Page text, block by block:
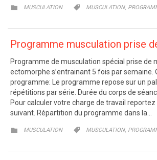
 CATEGORY
MUSCULATION  CATEGORY
MUSCULATION,
Programme musculation prise
Programme de musculation spécial prise de
ectomorphe s’entrainant 5 fois par semaine.
programme: Le programme repose sur un
répétitions par série. Durée du corps de
Pour calculer votre charge de travail
suivant. Répartition du programme dans la…
 CATEGORY
MUSCULATION  CATEGORY
MUSCULATION,